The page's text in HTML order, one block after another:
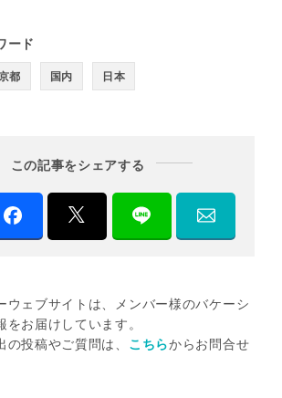
ード
都 国内 日本
この記事をシェアする
ウェブサイトは、メンバー様のバケーシ
をお届けしています。
投稿やご質問は、 こちらからお問合せ